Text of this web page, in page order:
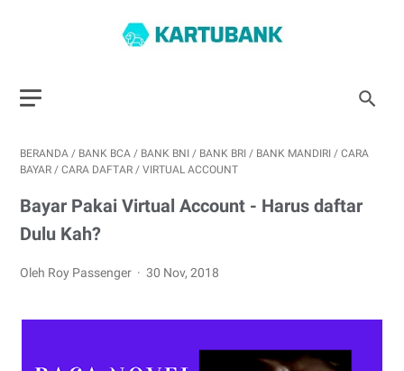
BERANDA / BANK BCA / BANK BNI / BANK BRI / BANK MANDIRI / CARA
BAYAR / CARA DAFTAR / VIRTUAL ACCOUNT
Bayar Pakai Virtual Account - Harus daftar
Dulu Kah?
Oleh Roy Passenger 30 Nov, 2018